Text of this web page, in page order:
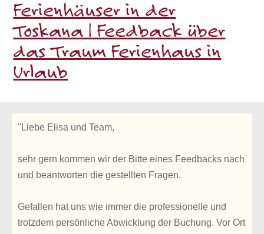
Ferienhäuser in der
Toskana | Feedback über
das Traum Ferienhaus in
Urlaub
"Liebe Elisa und Team,
sehr gern kommen wir der Bitte eines Feedbacks nach
und beantworten die gestellten Fragen.
Gefallen hat uns wie immer die professionelle und
trotzdem persönliche Abwicklung der Buchung. Vor Ort